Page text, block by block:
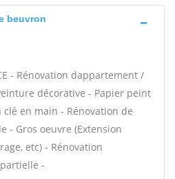
beuvron
- Rénovation dappartement /
décorative - Papier peint
en main - Rénovation de
- Gros oeuvre (Extension
etc) - Rénovation
-